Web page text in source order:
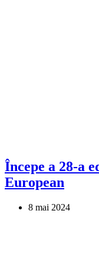
Începe a 28-a
European
8 mai 2024